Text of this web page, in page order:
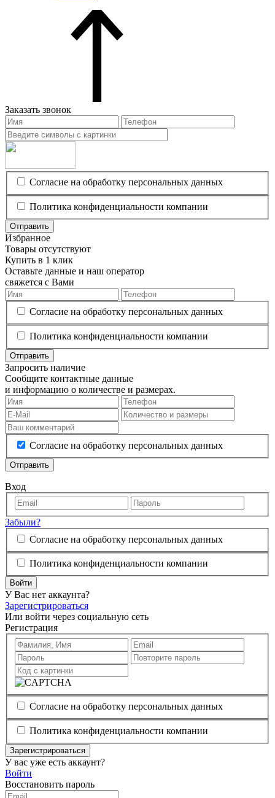
Заказать звонок
Согласие на обработку персональных данных
Политика конфиденциальности компании
Отправить
Избранное
Товары отсутствуют
Купить в 1 клик
Оставьте данные и наш оператор
свяжется с Вами
Согласие на обработку персональных данных
Политика конфиденциальности компании
Отправить
Запросить наличие
Сообщите контактные данные
и информацию о количестве и размерах.
Согласие на обработку персональных данных
Отправить
Вход
Забыли?
Согласие на обработку персональных данных
Политика конфиденциальности компании
Войти
У Вас нет аккаунта?
Зарегистрироваться
Или войти через социальную сеть
Регистрация
Согласие на обработку персональных данных
Политика конфиденциальности компании
Зарегистрироваться
У вас уже есть аккаунт?
Войти
Восстановить пароль